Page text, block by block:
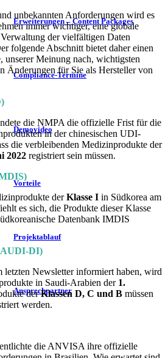
Erweiterungen – Content Packages
Compliance-Termine
Demovideo
Vorteile
Projektablauf
Ansprechpartner
unbekannten Anforderungen wird es
immer wichtiger, eine globale
der vielfältigen Daten
folgende Abschnitt bietet daher einen
unserer Meinung nach, wichtigsten
Änderungen für Sie als Hersteller von
die NMPA die offizielle Frist für die
in der chinesischen UDI-
die verbleibenden Medizinprodukte der
2022 registriert sein müssen.
derKlasse I in Südkorea am
es sich, die Produkte dieser Klasse
Datenbank IMDIS
DI)
letzten Newsletter informiert haben, wird
in Saudi-Arabien der 1.
derKlassen D, C und B müssen
werden.
die ANVISA ihre offizielle